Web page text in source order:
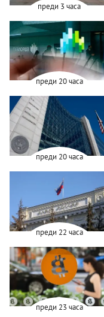
преди 3 часа
преди 20 часа
преди 20 часа
преди 22 часа
преди 23 часа